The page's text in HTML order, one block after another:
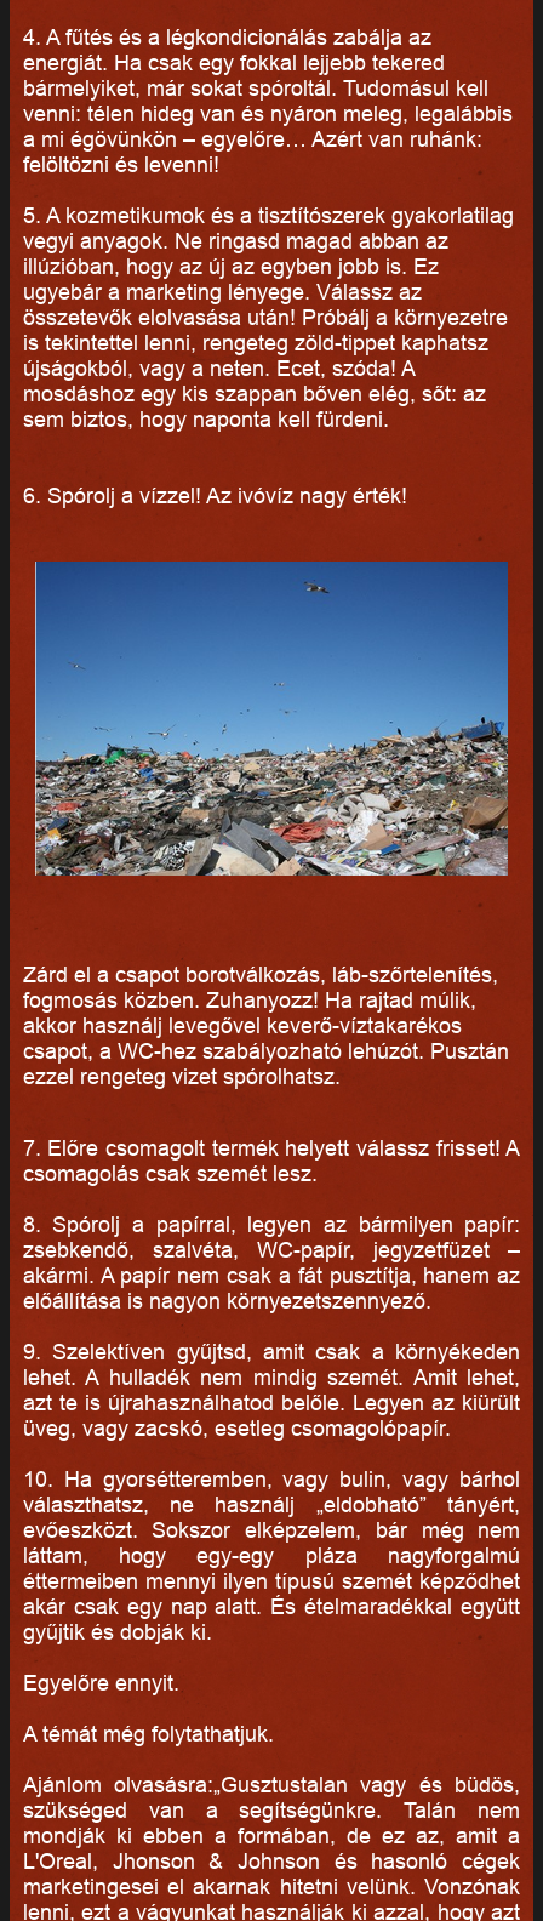
4. A fűtés és a légkondicionálás zabálja az
energiát. Ha csak egy fokkal lejjebb tekered
bármelyiket, már sokat spóroltál. Tudomásul kell
venni: télen hideg van és nyáron meleg, legalábbis
a mi égövünkön – egyelőre… Azért van ruhánk:
felöltözni és levenni!
5. A kozmetikumok és a tisztítószerek gyakorlatilag
vegyi anyagok. Ne ringasd magad abban az
illúzióban, hogy az új az egyben jobb is. Ez
ugyebár a marketing lényege. Válassz az
összetevők elolvasása után! Próbálj a környezetre
is tekintettel lenni, rengeteg zöld-tippet kaphatsz
újságokból, vagy a neten. Ecet, szóda! A
mosdáshoz egy kis szappan bőven elég, sőt: az
sem biztos, hogy naponta kell fürdeni.
6. Spórolj a vízzel! Az ivóvíz nagy érték!
Zárd el a csapot borotválkozás, láb-szőrtelenítés,
fogmosás közben. Zuhanyozz! Ha rajtad múlik,
akkor használj levegővel keverő-víztakarékos
csapot, a WC-hez szabályozható lehúzót. Pusztán
ezzel rengeteg vizet spórolhatsz.
7. Előre csomagolt termék helyett válassz frisset! A
csomagolás csak szemét lesz.
8. Spórolj a papírral, legyen az bármilyen papír:
zsebkendő, szalvéta, WC-papír, jegyzetfüzet –
akármi. A papír nem csak a fát pusztítja, hanem az
előállítása is nagyon környezetszennyező.
9. Szelektíven gyűjtsd, amit csak a környékeden
lehet. A hulladék nem mindig szemét. Amit lehet,
azt te is újrahasználhatod belőle. Legyen az kiürült
üveg, vagy zacskó, esetleg csomagolópapír.
10. Ha gyorsétteremben, vagy bulin, vagy bárhol
választhatsz, ne használj „eldobható” tányért,
evőeszközt. Sokszor elképzelem, bár még nem
láttam, hogy egy-egy pláza nagyforgalmú
éttermeiben mennyi ilyen típusú szemét képződhet
akár csak egy nap alatt. És ételmaradékkal együtt
gyűjtik és dobják ki.
Egyelőre ennyit.
A témát még folytathatjuk.
Ajánlom olvasásra:„Gusztustalan vagy és büdös,
szükséged van a segítségünkre. Talán nem
mondják ki ebben a formában, de ez az, amit a
L'Oreal, Jhonson & Johnson és hasonló cégek
marketingesei el akarnak hitetni velünk. Vonzónak
lenni, ezt a vágyunkat használják ki azzal, hogy azt